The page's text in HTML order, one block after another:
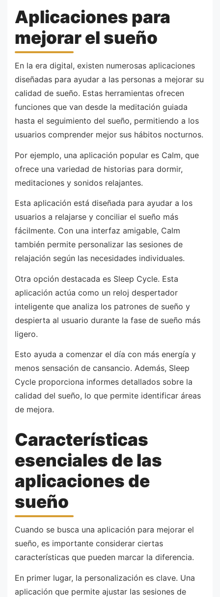
Aplicaciones para
mejorar el sueño
En la era digital, existen numerosas aplicaciones
diseñadas para ayudar a las personas a mejorar su
calidad de sueño. Estas herramientas ofrecen
funciones que van desde la meditación guiada
hasta el seguimiento del sueño, permitiendo a los
usuarios comprender mejor sus hábitos nocturnos.
Por ejemplo, una aplicación popular es Calm, que
ofrece una variedad de historias para dormir,
meditaciones y sonidos relajantes.
Esta aplicación está diseñada para ayudar a los
usuarios a relajarse y conciliar el sueño más
fácilmente. Con una interfaz amigable, Calm
también permite personalizar las sesiones de
relajación según las necesidades individuales.
Otra opción destacada es Sleep Cycle. Esta
aplicación actúa como un reloj despertador
inteligente que analiza los patrones de sueño y
despierta al usuario durante la fase de sueño más
ligero.
Esto ayuda a comenzar el día con más energía y
menos sensación de cansancio. Además, Sleep
Cycle proporciona informes detallados sobre la
calidad del sueño, lo que permite identificar áreas
de mejora.
Características
esenciales de las
aplicaciones de
sueño
Cuando se busca una aplicación para mejorar el
sueño, es importante considerar ciertas
características que pueden marcar la diferencia.
En primer lugar, la personalización es clave. Una
aplicación que permite ajustar las sesiones de